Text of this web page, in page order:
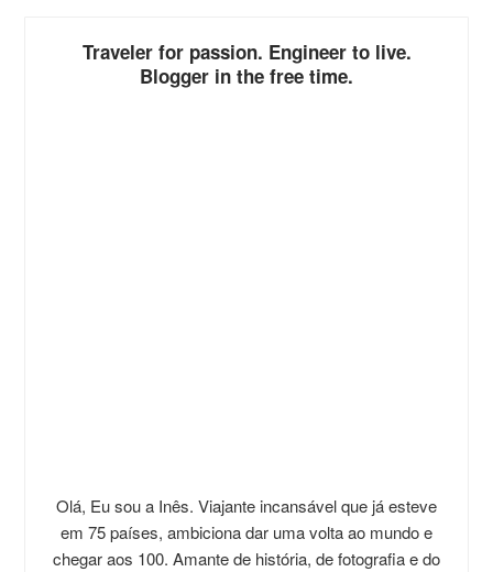
Traveler for passion. Engineer to live.
Blogger in the free time.
Olá, Eu sou a Inês. Viajante incansável que já esteve
em 75 países, ambiciona dar uma volta ao mundo e
chegar aos 100. Amante de história, de fotografia e do